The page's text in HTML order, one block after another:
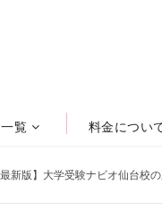
覧 料金につい
最新版】大学受験ナビオ仙台校